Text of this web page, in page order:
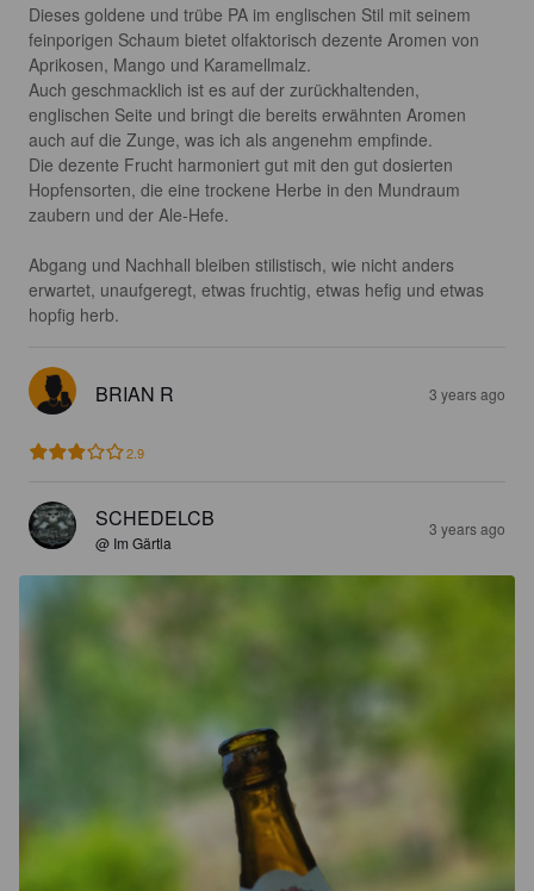
Dieses goldene und trübe PA im englischen Stil mit seinem
feinporigen Schaum bietet olfaktorisch dezente Aromen von
Aprikosen, Mango und Karamellmalz.
Auch geschmacklich ist es auf der zurückhaltenden,
englischen Seite und bringt die bereits erwähnten Aromen
auch auf die Zunge, was ich als angenehm empfinde.
Die dezente Frucht harmoniert gut mit den gut dosierten
Hopfensorten, die eine trockene Herbe in den Mundraum
zaubern und der Ale-Hefe.
Abgang und Nachhall bleiben stilistisch, wie nicht anders
erwartet, unaufgeregt, etwas fruchtig, etwas hefig und etwas
hopfig herb.
BRIAN R 3 years ago
2.9
SCHEDELCB
@ Im Gärtla
3 years ago